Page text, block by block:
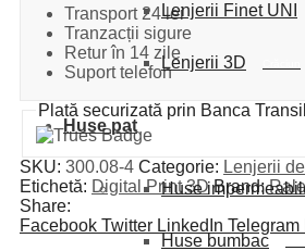
Lenjerii Finet UNI
Lenjerii 3D
Huse pat
Huse
Huse bumbac
Transport 24 lei
Tranzacții sigure
Retur în 14 zile
Suport telefon
Plată securizată prin Banca
SKU: 300.08-4 Categorie: Lenjerii
Etichetă: Digital Print 3D Brand:
Share:
Facebook Twitter LinkedIn Telegram